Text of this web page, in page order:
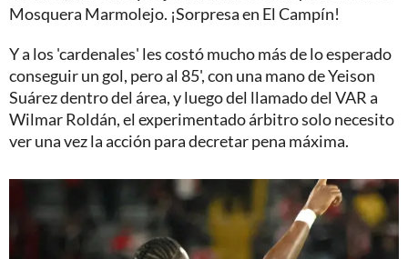
Mosquera Marmolejo. ¡Sorpresa en El Campín!
Y a los 'cardenales' les costó mucho más de lo esperado
conseguir un gol, pero al 85', con una mano de Yeison
Suárez dentro del área, y luego del llamado del VAR a
Wilmar Roldán, el experimentado árbitro solo necesito
ver una vez la acción para decretar pena máxima.